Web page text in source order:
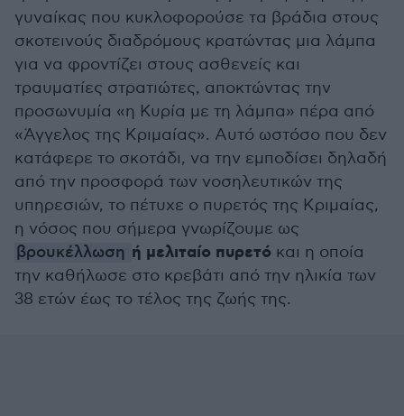
γυναίκας που κυκλοφορούσε τα βράδια στους
σκοτεινούς διαδρόμους κρατώντας μια λάμπα
για να φροντίζει στους ασθενείς και
τραυματίες στρατιώτες, αποκτώντας την
προσωνυμία «η Κυρία με τη λάμπα» πέρα από
«Άγγελος της Κριμαίας». Αυτό ωστόσο που δεν
κατάφερε το σκοτάδι, να την εμποδίσει δηλαδή
από την προσφορά των νοσηλευτικών της
υπηρεσιών, το πέτυχε ο πυρετός της Κριμαίας,
η νόσος που σήμερα γνωρίζουμε ως
βρουκέλλωση ή μελιταίο πυρετό και η οποία
την καθήλωσε στο κρεβάτι από την ηλικία των
38 ετών έως το τέλος της ζωής της.